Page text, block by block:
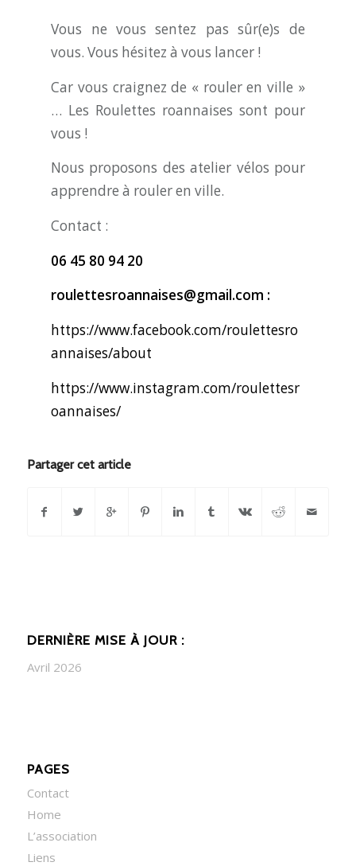
Vous ne vous sentez pas sûr(e)s de
vous. Vous hésitez à vous lancer !
Car vous craignez de « rouler en ville »
… Les Roulettes roannaises sont pour
vous !
Nous proposons des atelier vélos pour
apprendre à rouler en ville.
Contact :
06 45 80 94 20
roulettesroannaises@gmail.com :
https://www.facebook.com/roulettesro
annaises/about
https://www.instagram.com/roulettesr
oannaises/
Partager cet article
DERNIÈRE MISE À JOUR :
Avril 2026
PAGES
Contact
Home
L’association
Liens